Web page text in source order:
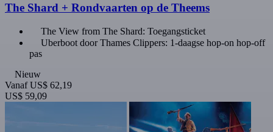
The Shard + Rondvaarten op de Theems
The View from The Shard: Toegangsticket
Uberboot door Thames Clippers: 1-daagse hop-on hop-off
pas
Nieuw
Vanaf US$ 62,19
US$ 59,09